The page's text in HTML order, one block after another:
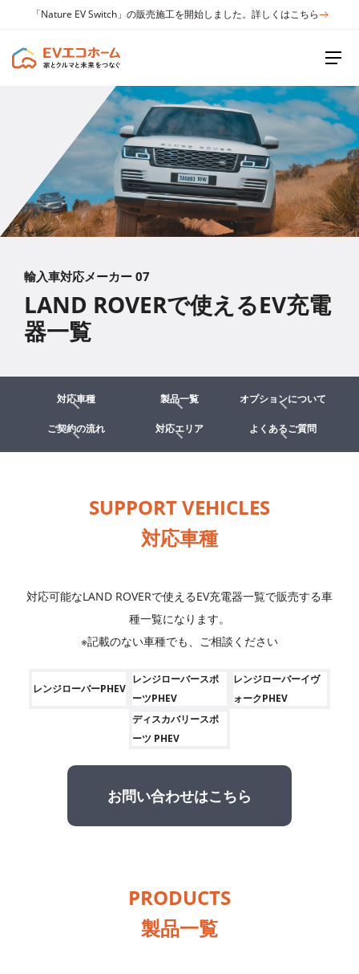
「Nature EV Switch」の販売施工を開始しました。詳しくはこちら
輸入車対応メーカー 07
LAND ROVERで使えるEV充電
器一覧
対応車種 製品一覧 オプションについて
ご契約の流れ 対応エリア よくあるご質問
SUPPORT VEHICLES
対応車種
対応可能なLAND ROVERで使えるEV充電器一覧で販売する車
種一覧になります。
※記載のない車種でも、ご相談ください
レンジローバーPHEV
レンジローバースポ
ーツPHEV
レンジローバーイヴ
ォークPHEV
ディスカバリースポ
ーツ PHEV
お問い合わせはこちら
PRODUCTS
製品一覧